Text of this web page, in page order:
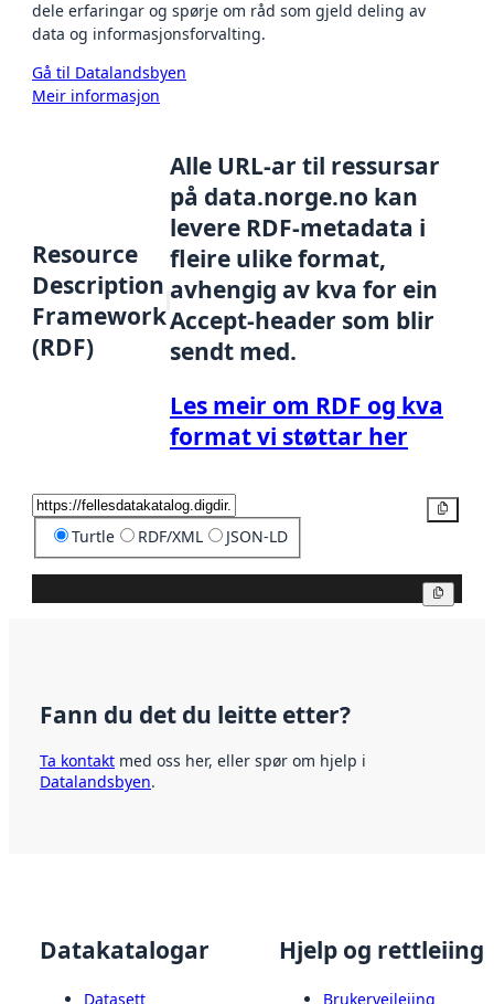
dele erfaringar og spørje om råd som gjeld deling av
data og informasjonsforvalting.
Gå til Datalandsbyen
Meir informasjon
Resource
Description
Framework
(RDF)
Alle URL-ar til ressursar
på data.norge.no kan
levere RDF-metadata i
fleire ulike format,
avhengig av kva for ein
Accept-header som blir
sendt med.
Les meir om RDF og kva
format vi støttar her
Turtle RDF/XML JSON-LD
Fann du det du leitte etter?
Ta kontakt med oss her, eller spør om hjelp i
Datalandsbyen.
Datakatalogar
Datasett
Hjelp og rettleiing
Brukerveileiing